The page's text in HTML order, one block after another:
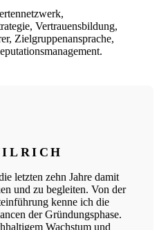
Vertrauensbildung,
Zielgruppenansprache,
letzten zehn Jahre damit
und zu begleiten. Von der
kenne ich die
der Gründungsphase.
Wachstum und